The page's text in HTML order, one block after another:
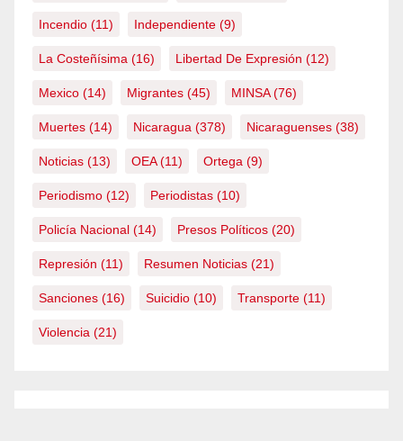
Incendio (11) Independiente (9)
La Costeñísima (16) Libertad De Expresión (12)
Mexico (14) Migrantes (45) MINSA(76)
Muertes (14) Nicaragua (378) Nicaraguenses (38)
Noticias (13) OEA(11) Ortega (9)
Periodismo (12) Periodistas (10)
Policía Nacional (14) Presos Políticos (20)
Represión (11) Resumen Noticias (21)
Sanciones (16) Suicidio (10) Transporte (11)
Violencia (21)